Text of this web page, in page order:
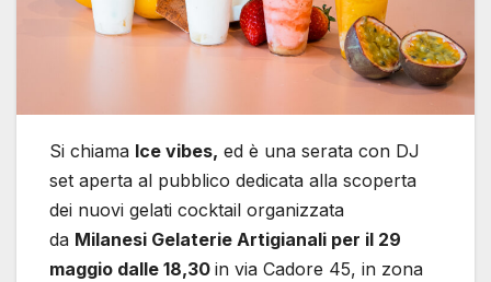
Si chiama Ice vibes, ed è una serata con DJ
set aperta al pubblico dedicata alla scoperta
dei nuovi gelati cocktail organizzata
da Milanesi Gelaterie Artigianali per il 29
maggio dalle 18,30 in via Cadore 45, in zona